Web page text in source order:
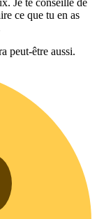
Je te conseille de
ce que tu en as
peut-être aussi.